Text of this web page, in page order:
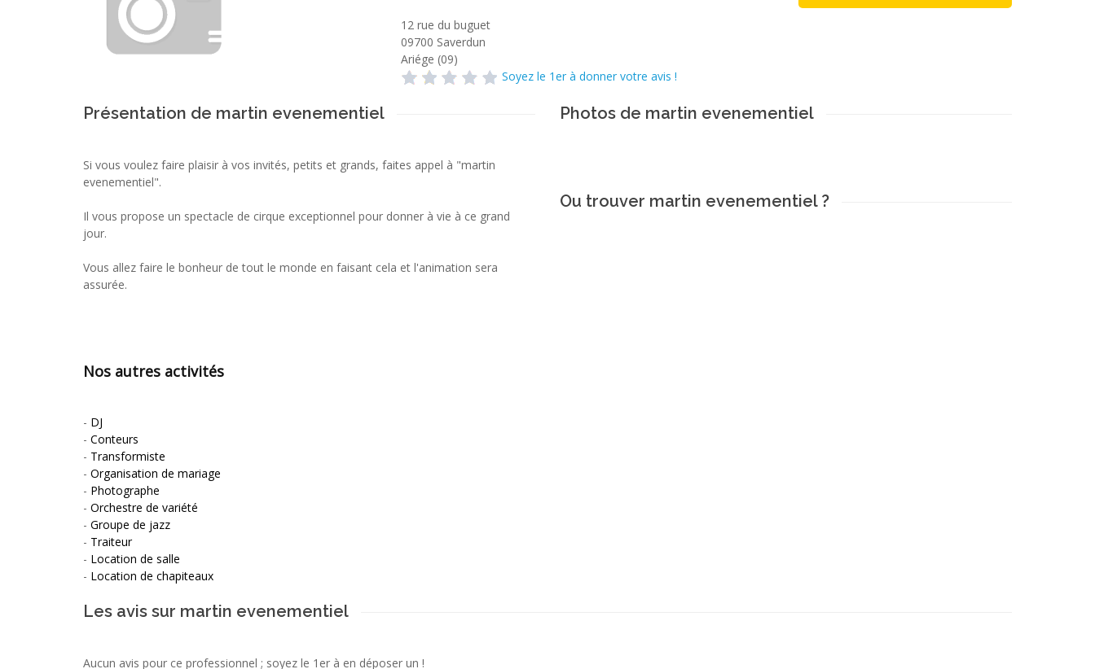
12 rue du buguet
09700 Saverdun
Ariége (09)
Soyez le 1er à donner votre avis !
Présentation de martin evenementiel
Si vous voulez faire plaisir à vos invités, petits et grands, faites appel à "martin
evenementiel".
Il vous propose un spectacle de cirque exceptionnel pour donner à vie à ce grand
jour.
Vous allez faire le bonheur de tout le monde en faisant cela et l'animation sera
assurée.
Nos autres activités
- DJ
- Conteurs
- Transformiste
- Organisation de mariage
- Photographe
- Orchestre de variété
- Groupe de jazz
- Traiteur
- Location de salle
- Location de chapiteaux
Photos de martin evenementiel
Ou trouver martin evenementiel ?
Les avis sur martin evenementiel
Aucun avis pour ce professionnel ; soyez le 1er à en déposer un !